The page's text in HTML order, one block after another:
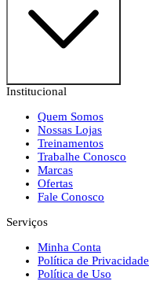
Institucional
Quem Somos
Nossas Lojas
Treinamentos
Trabalhe Conosco
Marcas
Ofertas
Fale Conosco
Serviços
Minha Conta
Política de Privacidade
Política de Uso